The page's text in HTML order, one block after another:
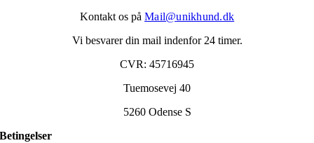
Kontakt os på Mail@unikhund.dk
Vi besvarer din mail indenfor 24 timer.
CVR: 45716945
Tuemosevej 40
5260 Odense S
Betingelser